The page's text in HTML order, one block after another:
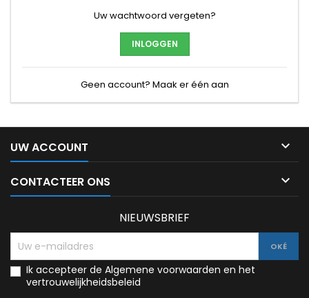
Uw wachtwoord vergeten?
INLOGGEN
Geen account? Maak er één aan
UW ACCOUNT 
CONTACTEER ONS 
NIEUWSBRIEF
Ik accepteer de Algemene voorwaarden en het
vertrouwelijkheidsbeleid